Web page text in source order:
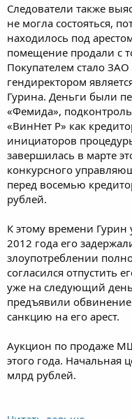
Следователи также
не могла состояться,
находилось под
помещение продали с
Покупателем стало
гендиректором
Гурина. Деньги были
«Фемида»,
«ВинНет Р» как
инициаторов
завершилась в марте
конкурсного
перед восемью
рублей.
К этому времени
2012 года его
злоупотреблении
согласился отпустить
уже на следующий
предъявили обвинение
санкцию на его арест.
Аукцион по продаже
этого года. Начальная
млрд рублей.